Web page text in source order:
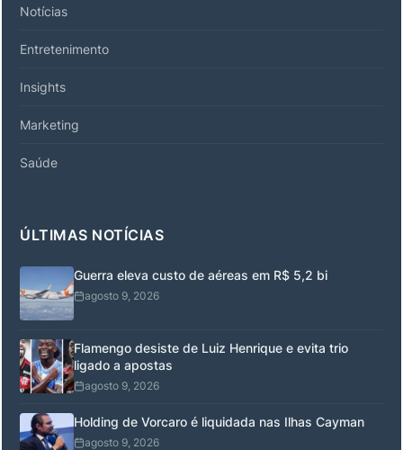
Notícias
Entretenimento
Insights
Marketing
Saúde
ÚLTIMAS NOTÍCIAS
Guerra eleva custo de aéreas em R$ 5,2 bi
agosto 9, 2026
Flamengo desiste de Luiz Henrique e evita trio
ligado a apostas
agosto 9, 2026
Holding de Vorcaro é liquidada nas Ilhas Cayman
agosto 9, 2026